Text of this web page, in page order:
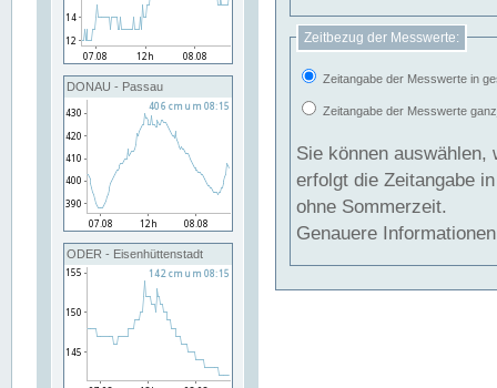
DONAU - Passau
ODER - Eisenhüttenstadt
Zeitbezug der Messwerte:
Zeitangabe der Messwerte in
Zeitangabe der Messwerte
Sie können auswählen,
erfolgt die Zeitangabe
ohne Sommerzeit.
Genauere